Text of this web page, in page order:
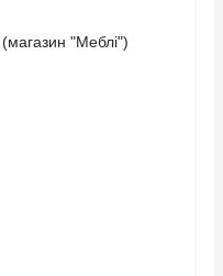
(магазин "Меблі")